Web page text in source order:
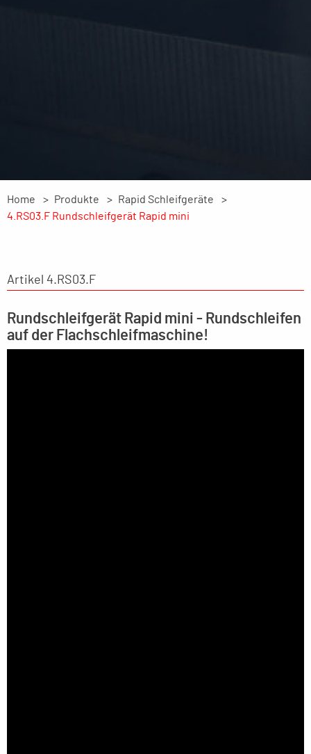
Home Produkte
Rapid Schleifgeräte
4.RS03.F Rundschleifgerät Rapid mini
Artikel 4.RS03.F
Rundschleifgerät Rapid mini - Rundschleifen
auf der Flachschleifmaschine!